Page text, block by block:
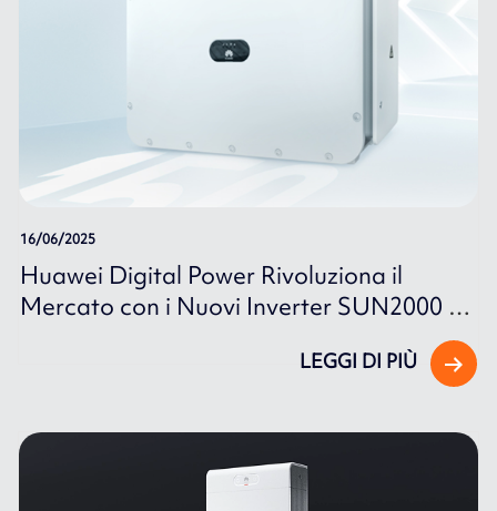
16/06/2025
Huawei Digital Power Rivoluziona il
Mercato con i Nuovi Inverter SUN2000 e
LEGGI DI PIÙ